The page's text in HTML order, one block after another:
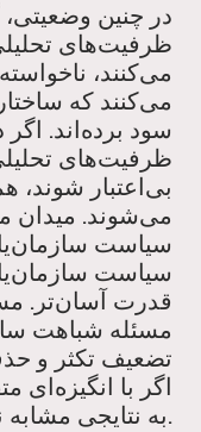
در چنین وضعیتی،
ظرفیت‌های
می‌کنند،
می‌کنند که
سود برده‌اند.
ظرفیت‌های
بی‌اعتبار شوند،
می‌شوند.
سیاست
سیاست
قدرت آسان‌تر.
مسئله شباهت
تضعیف تکثر و
اگر با
به نتایجی مشابه نزدیک شوند.